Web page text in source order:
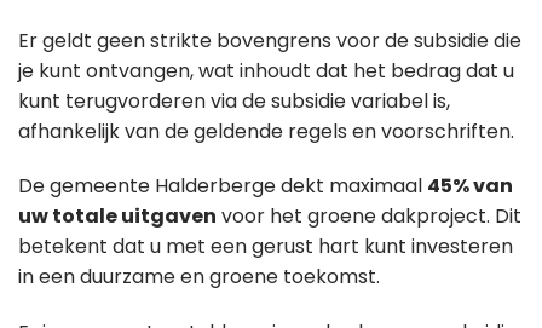
Er geldt geen strikte bovengrens voor de subsidie die
je kunt ontvangen, wat inhoudt dat het bedrag dat u
kunt terugvorderen via de subsidie variabel is,
afhankelijk van de geldende regels en voorschriften.
De gemeente Halderberge dekt maximaal 45% van
uw totale uitgaven voor het groene dakproject. Dit
betekent dat u met een gerust hart kunt investeren
in een duurzame en groene toekomst.